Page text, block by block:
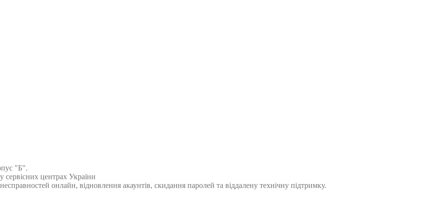
"Б".
сервісних центрах України
онлайн, відновлення акаунтів, скидання паролей та віддалену технічну підтримку.